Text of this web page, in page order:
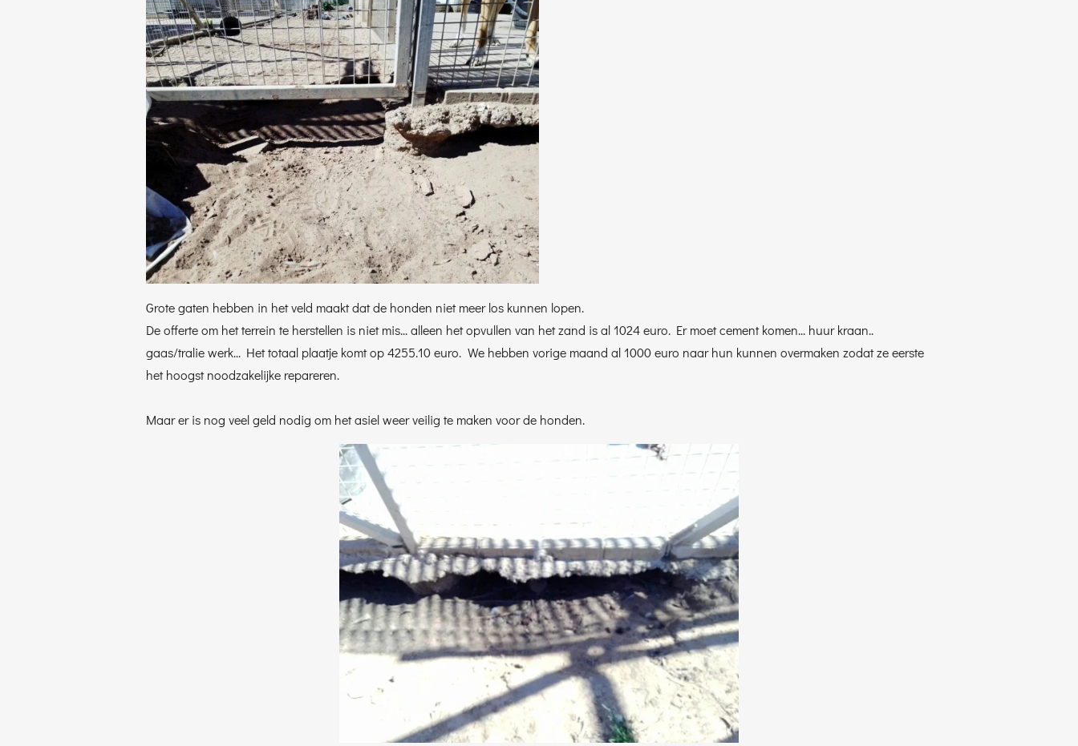
Grote gaten hebben in het veld maakt dat de honden niet meer los kunnen lopen.
De offerte om het terrein te herstellen is niet mis... alleen het opvullen van het zand is al 1024 euro. Er moet cement komen... huur kraan..
gaas/tralie werk... Het totaal plaatje komt op 4255.10 euro. We hebben vorige maand al 1000 euro naar hun kunnen overmaken zodat ze eerste
het hoogst noodzakelijke repareren.
Maar er is nog veel geld nodig om het asiel weer veilig te maken voor de honden.